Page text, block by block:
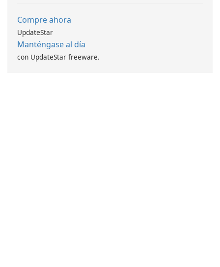
Compre ahora
UpdateStar
Manténgase al día
con UpdateStar freeware.